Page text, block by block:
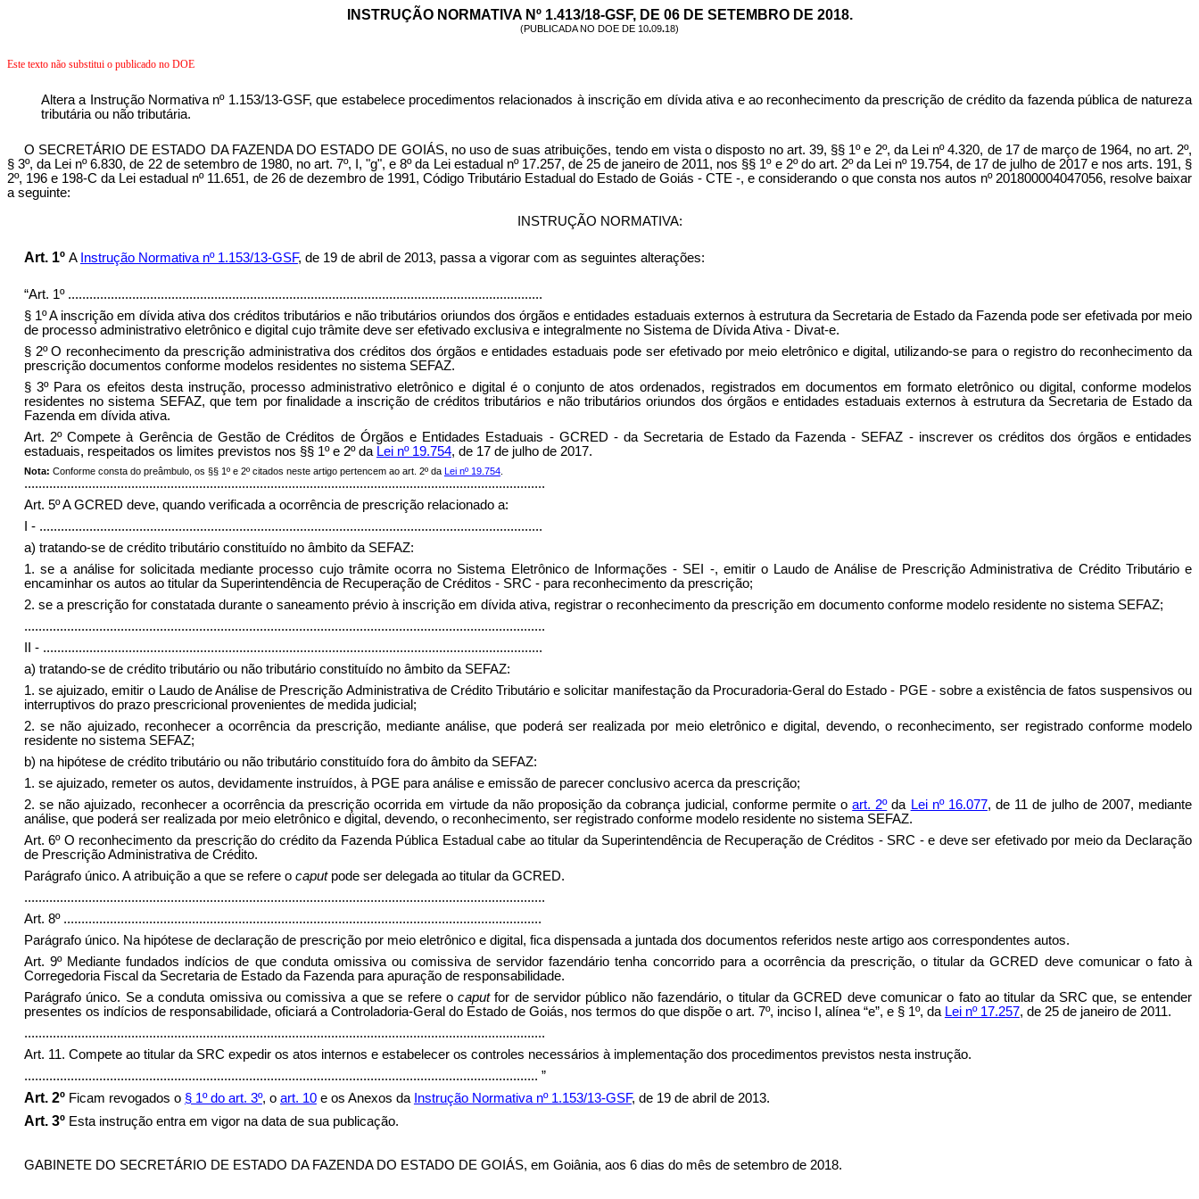
INSTRUÇÃO NORMATIVA Nº 1.413/18-GSF, DE 06 DE SETEMBRO DE 2018.
(PUBLICADA NO DOE DE 10.09.18)
Este texto não substitui o publicado no DOE
Altera a Instrução Normativa nº 1.153/13-GSF, que estabelece procedimentos relacionados à inscrição em dívida ativa e ao reconhecimento da prescrição de crédito da fazenda pública de natureza
tributária ou não tributária.
O SECRETÁRIO DE ESTADO DA FAZENDA DO ESTADO DE GOIÁS, no uso de suas atribuições, tendo em vista o disposto no art. 39, §§ 1º e 2º, da Lei nº 4.320, de 17 de março de 1964, no art. 2º,
§ 3º, da Lei nº 6.830, de 22 de setembro de 1980, no art. 7º, I, "g", e 8º da Lei estadual nº 17.257, de 25 de janeiro de 2011, nos §§ 1º e 2º do art. 2º da Lei nº 19.754, de 17 de julho de 2017 e nos arts. 191, §
2º, 196 e 198-C da Lei estadual nº 11.651, de 26 de dezembro de 1991, Código Tributário Estadual do Estado de Goiás - CTE -, e considerando o que consta nos autos nº 201800004047056, resolve baixar
a seguinte:
INSTRUÇÃO NORMATIVA:
Art. 1º A Instrução Normativa nº 1.153/13-GSF, de 19 de abril de 2013, passa a vigorar com as seguintes alterações:
“Art. 1º .....................................................................................................................................
§ 1º A inscrição em dívida ativa dos créditos tributários e não tributários oriundos dos órgãos e entidades estaduais externos à estrutura da Secretaria de Estado da Fazenda pode ser efetivada por meio
de processo administrativo eletrônico e digital cujo trâmite deve ser efetivado exclusiva e integralmente no Sistema de Dívida Ativa - Divat-e.
§ 2º O reconhecimento da prescrição administrativa dos créditos dos órgãos e entidades estaduais pode ser efetivado por meio eletrônico e digital, utilizando-se para o registro do reconhecimento da
prescrição documentos conforme modelos residentes no sistema SEFAZ.
§ 3º Para os efeitos desta instrução, processo administrativo eletrônico e digital é o conjunto de atos ordenados, registrados em documentos em formato eletrônico ou digital, conforme modelos
residentes no sistema SEFAZ, que tem por finalidade a inscrição de créditos tributários e não tributários oriundos dos órgãos e entidades estaduais externos à estrutura da Secretaria de Estado da
Fazenda em dívida ativa.
Art. 2º Compete à Gerência de Gestão de Créditos de Órgãos e Entidades Estaduais - GCRED - da Secretaria de Estado da Fazenda - SEFAZ - inscrever os créditos dos órgãos e entidades
estaduais, respeitados os limites previstos nos §§ 1º e 2º da Lei nº 19.754, de 17 de julho de 2017.
Nota: Conforme consta do preâmbulo, os §§ 1º e 2º citados neste artigo pertencem ao art. 2º da Lei nº 19.754.
..................................................................................................................................................
Art. 5º A GCRED deve, quando verificada a ocorrência de prescrição relacionado a:
I - .............................................................................................................................................
a) tratando-se de crédito tributário constituído no âmbito da SEFAZ:
1. se a análise for solicitada mediante processo cujo trâmite ocorra no Sistema Eletrônico de Informações - SEI -, emitir o Laudo de Análise de Prescrição Administrativa de Crédito Tributário e
encaminhar os autos ao titular da Superintendência de Recuperação de Créditos - SRC - para reconhecimento da prescrição;
2. se a prescrição for constatada durante o saneamento prévio à inscrição em dívida ativa, registrar o reconhecimento da prescrição em documento conforme modelo residente no sistema SEFAZ;
..................................................................................................................................................
II - ............................................................................................................................................
a) tratando-se de crédito tributário ou não tributário constituído no âmbito da SEFAZ:
1. se ajuizado, emitir o Laudo de Análise de Prescrição Administrativa de Crédito Tributário e solicitar manifestação da Procuradoria-Geral do Estado - PGE - sobre a existência de fatos suspensivos ou
interruptivos do prazo prescricional provenientes de medida judicial;
2. se não ajuizado, reconhecer a ocorrência da prescrição, mediante análise, que poderá ser realizada por meio eletrônico e digital, devendo, o reconhecimento, ser registrado conforme modelo
residente no sistema SEFAZ;
b) na hipótese de crédito tributário ou não tributário constituído fora do âmbito da SEFAZ:
1. se ajuizado, remeter os autos, devidamente instruídos, à PGE para análise e emissão de parecer conclusivo acerca da prescrição;
2. se não ajuizado, reconhecer a ocorrência da prescrição ocorrida em virtude da não proposição da cobrança judicial, conforme permite oart. 2ºda Lei nº 16.077, de 11 de julho de 2007, mediante
análise, que poderá ser realizada por meio eletrônico e digital, devendo, o reconhecimento, ser registrado conforme modelo residente no sistema SEFAZ.
Art. 6º O reconhecimento da prescrição do crédito da Fazenda Pública Estadual cabe ao titular da Superintendência de Recuperação de Créditos - SRC - e deve ser efetivado por meio da Declaração
de Prescrição Administrativa de Crédito.
Parágrafo único. A atribuição a que se refere o caputpode ser delegada ao titular da GCRED.
..................................................................................................................................................
Art. 8º ......................................................................................................................................
Parágrafo único. Na hipótese de declaração de prescrição por meio eletrônico e digital, fica dispensada a juntada dos documentos referidos neste artigo aos correspondentes autos.
Art. 9º Mediante fundados indícios de que conduta omissiva ou comissiva de servidor fazendário tenha concorrido para a ocorrência da prescrição, o titular da GCRED deve comunicar o fato à
Corregedoria Fiscal da Secretaria de Estado da Fazenda para apuração de responsabilidade.
Parágrafo único. Se a conduta omissiva ou comissiva a que se refere ocaputfor de servidor público não fazendário, o titular da GCRED deve comunicar o fato ao titular da SRC que, se entender
presentes os indícios de responsabilidade, oficiará a Controladoria-Geral do Estado de Goiás, nos termos do que dispõe o art. 7º, inciso I, alínea “e”, e § 1º, da Lei nº 17.257, de 25 de janeiro de 2011.
..................................................................................................................................................
Art. 11. Compete ao titular da SRC expedir os atos internos e estabelecer os controles necessários à implementação dos procedimentos previstos nesta instrução.
................................................................................................................................................ ”
Art. 2º Ficam revogados o § 1º do art. 3º, o art. 10e os Anexos da Instrução Normativa nº 1.153/13-GSF, de 19 de abril de 2013.
Art. 3º Esta instrução entra em vigor na data de sua publicação.
GABINETE DO SECRETÁRIO DE ESTADO DA FAZENDA DO ESTADO DE GOIÁS, em Goiânia, aos 6 dias do mês de setembro de 2018.